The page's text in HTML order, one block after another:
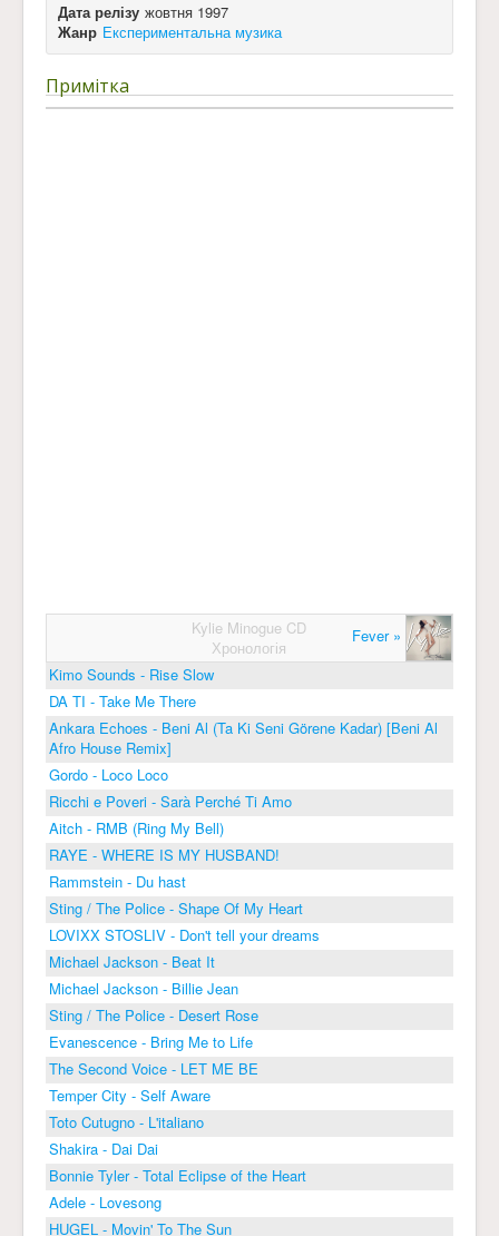
Дата релізу жовтня 1997
Жанр Експериментальна музика
Примітка
Kylie Minogue CD
Хронологія
Fever »
Kimo Sounds - Rise Slow
DA TI - Take Me There
Ankara Echoes - Beni Al (Ta Ki Seni Görene Kadar) [Beni Al
Afro House Remix]
Gordo - Loco Loco
Ricchi e Poveri - Sarà Perché Ti Amo
Aitch - RMB (Ring My Bell)
RAYE - WHERE IS MY HUSBAND!
Rammstein - Du hast
Sting / The Police - Shape Of My Heart
LOVIXX STOSLIV - Don't tell your dreams
Michael Jackson - Beat It
Michael Jackson - Billie Jean
Sting / The Police - Desert Rose
Evanescence - Bring Me to Life
The Second Voice - LET ME BE
Temper City - Self Aware
Toto Cutugno - L'italiano
Shakira - Dai Dai
Bonnie Tyler - Total Eclipse of the Heart
Adele - Lovesong
HUGEL - Movin' To The Sun